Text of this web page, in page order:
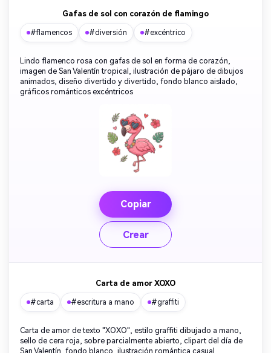
Gafas de sol con corazón de flamingo
#flamencos #diversión #excéntrico
Lindo flamenco rosa con gafas de sol en forma de corazón,
imagen de San Valentín tropical, ilustración de pájaro de dibujos
animados, diseño divertido y divertido, fondo blanco aislado,
gráficos románticos excéntricos
Copiar
Crear
Carta de amor XOXO
#carta #escritura a mano #graffiti
Carta de amor de texto "XOXO", estilo graffiti dibujado a mano,
sello de cera roja, sobre parcialmente abierto, clipart del día de
San Valentín, fondo blanco, ilustración romántica casual